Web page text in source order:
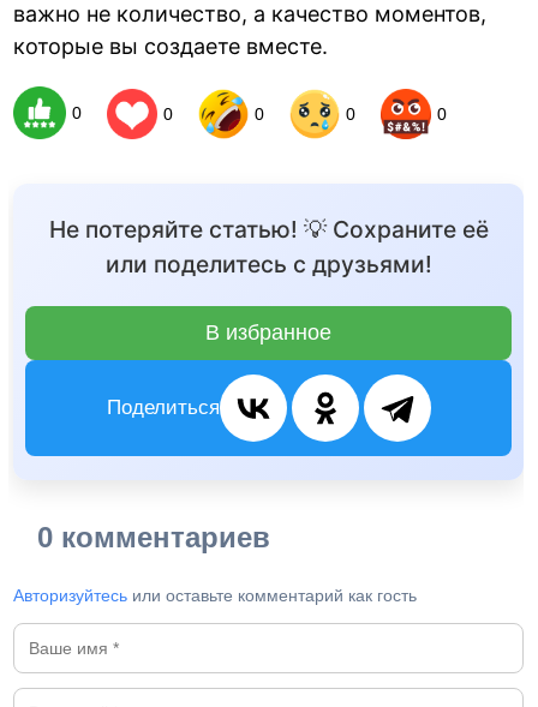
важно не количество, а качество моментов,
которые вы создаете вместе.
0 0 0 0 0
Не потеряйте статью! 💡 Сохраните её
или поделитесь с друзьями!
В избранное
Поделиться
0 комментариев
Авторизуйтесь или оставьте комментарий как гость